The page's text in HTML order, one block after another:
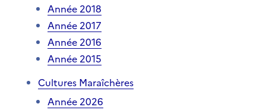
Année 2018
Année 2017
Année 2016
Année 2015
Cultures Maraîchères
Année 2026